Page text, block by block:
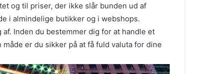
og til priser, der ikke slår bunden ud af
i almindelige butikker og i webshops.
Inden du bestemmer dig for at handle et
er du sikker på at få fuld valuta for dine